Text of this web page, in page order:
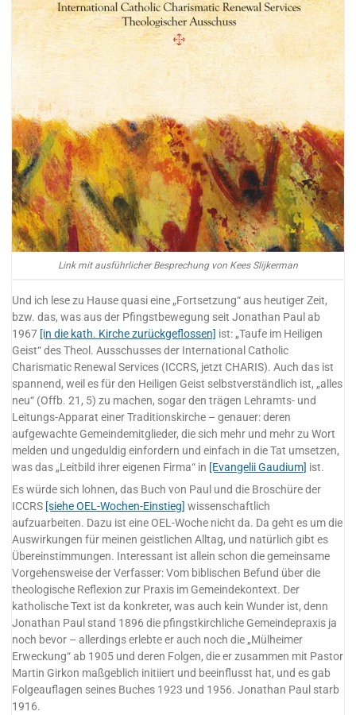
Link mit ausführlicher Besprechung von Kees Slijkerman
Und ich lese zu Hause quasi eine „Fortsetzung“ aus heutiger Zeit,
bzw. das, was aus der Pfingstbewegung seit Jonathan Paul ab
1967 [in die kath. Kirche zurückgeflossen] ist: „Taufe im Heiligen
Geist“ des Theol. Ausschusses der International Catholic
Charismatic Renewal Services (ICCRS, jetzt CHARIS). Auch das ist
spannend, weil es für den Heiligen Geist selbstverständlich ist, „alles
neu“ (Offb. 21, 5) zu machen, sogar den trägen Lehramts- und
Leitungs-Apparat einer Traditionskirche – genauer: deren
aufgewachte Gemeindemitglieder, die sich mehr und mehr zu Wort
melden und ungeduldig einfordern und einfach in die Tat umsetzen,
was das „Leitbild ihrer eigenen Firma“ in [Evangelii Gaudium] ist.
Es würde sich lohnen, das Buch von Paul und die Broschüre der
ICCRS [siehe OEL-Wochen-Einstieg] wissenschaftlich
aufzuarbeiten. Dazu ist eine OEL-Woche nicht da. Da geht es um die
Auswirkungen für meinen geistlichen Alltag, und natürlich gibt es
Übereinstimmungen. Interessant ist allein schon die gemeinsame
Vorgehensweise der Verfasser: Vom biblischen Befund über die
theologische Reflexion zur Praxis im Gemeindekontext. Der
katholische Text ist da konkreter, was auch kein Wunder ist, denn
Jonathan Paul stand 1896 die pfingstkirchliche Gemeindepraxis ja
noch bevor – allerdings erlebte er auch noch die „Mülheimer
Erweckung“ ab 1905 und deren Folgen, die er zusammen mit Pastor
Martin Girkon maßgeblich initiiert und beeinflusst hat, und es gab
Folgeauflagen seines Buches 1923 und 1956. Jonathan Paul starb
1916.